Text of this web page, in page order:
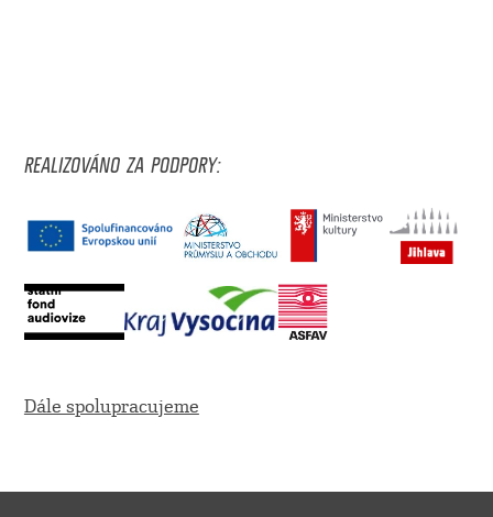
REALIZOVÁNO ZA PODPORY:
Dále spolupracujeme